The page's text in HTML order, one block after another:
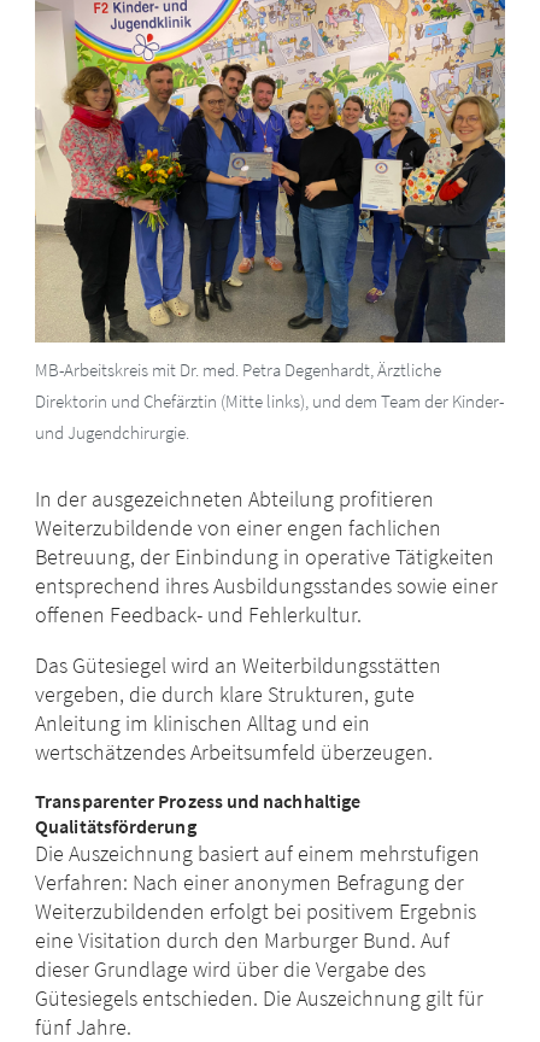
MB-Arbeitskreis mit Dr. med. Petra Degenhardt, Ärztliche
Direktorin und Chefärztin (Mitte links), und dem Team der Kinder-
und Jugendchirurgie.
In der ausgezeichneten Abteilung profitieren
Weiterzubildende von einer engen fachlichen
Betreuung, der Einbindung in operative Tätigkeiten
entsprechend ihres Ausbildungsstandes sowie einer
offenen Feedback- und Fehlerkultur.
Das Gütesiegel wird an Weiterbildungsstätten
vergeben, die durch klare Strukturen, gute
Anleitung im klinischen Alltag und ein
wertschätzendes Arbeitsumfeld überzeugen.
Transparenter Prozess und nachhaltige
Qualitätsförderung
Die Auszeichnung basiert auf einem mehrstufigen
Verfahren: Nach einer anonymen Befragung der
Weiterzubildenden erfolgt bei positivem Ergebnis
eine Visitation durch den Marburger Bund. Auf
dieser Grundlage wird über die Vergabe des
Gütesiegels entschieden. Die Auszeichnung gilt für
fünf Jahre.